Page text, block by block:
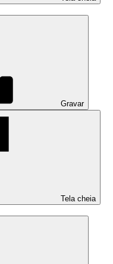
Gravar
Tela cheia